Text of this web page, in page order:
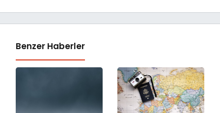
Benzer Haberler